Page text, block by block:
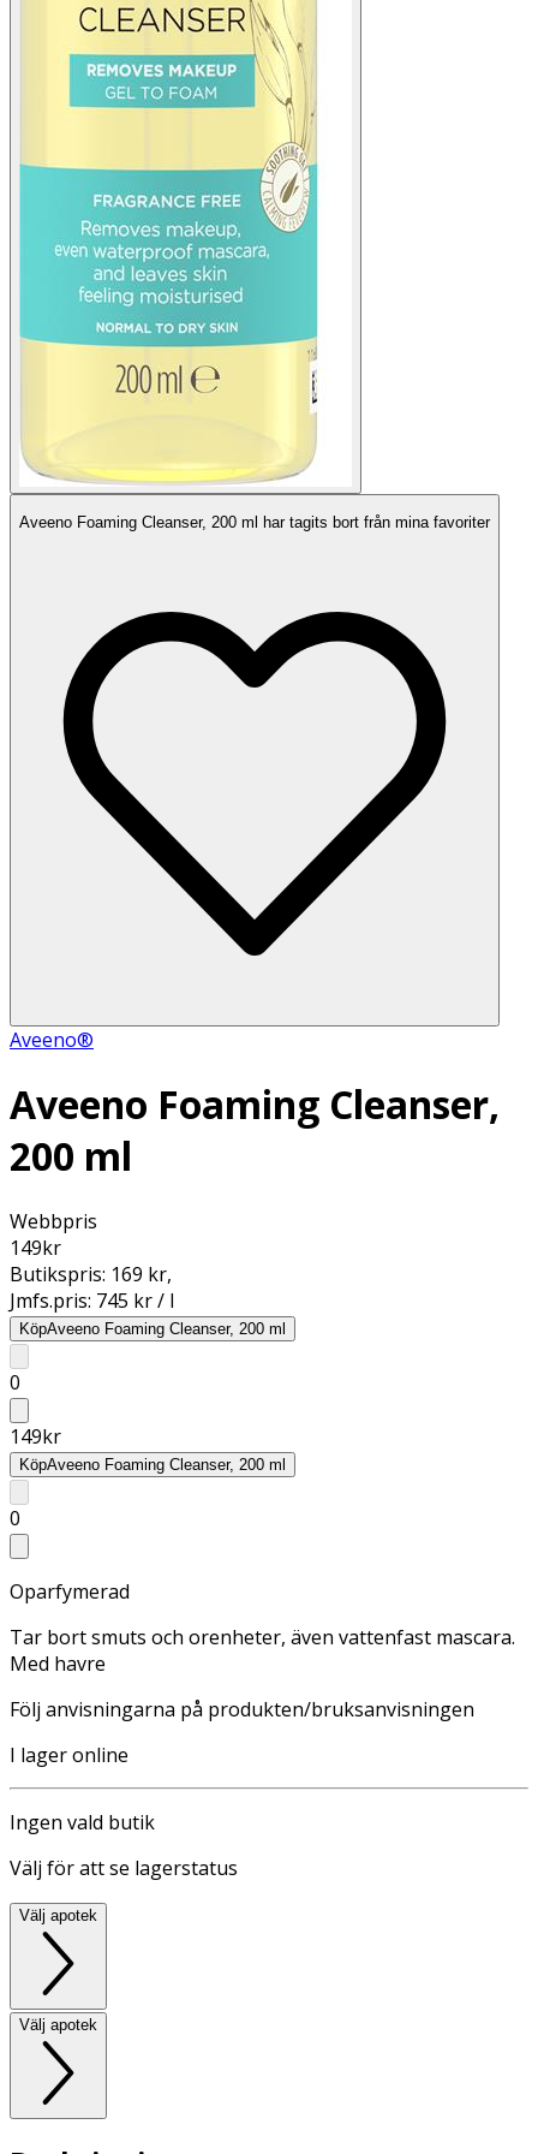
Aveeno Foaming Cleanser, 200 ml har tagits bort från mina favoriter
Aveeno®
Aveeno Foaming Cleanser,
200 ml
Webbpris
149kr
Butikspris: 169 kr,
Jmfs.pris: 745 kr / l
KöpAveeno Foaming Cleanser, 200 ml
0
149kr
KöpAveeno Foaming Cleanser, 200 ml
0
Oparfymerad
Tar bort smuts och orenheter, även vattenfast mascara.
Med havre
Följ anvisningarna på produkten/bruksanvisningen
I lager online
Ingen vald butik
Välj för att se lagerstatus
Välj apotek
Välj apotek